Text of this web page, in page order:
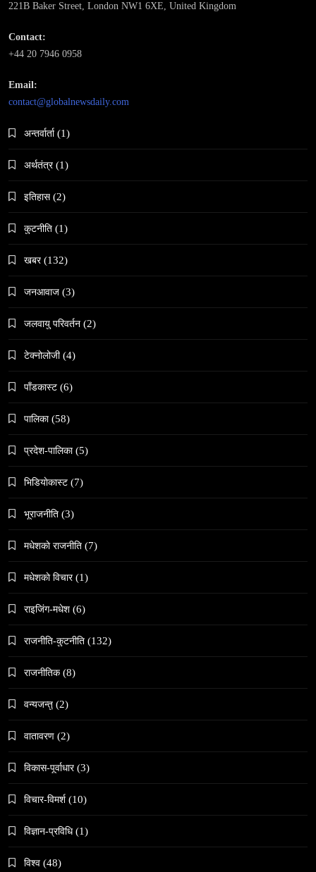
महाकुम्भ मेलामा भाइरल भएकी युवती मोनालिसाले गरिन्-
भारतको इतिहासमा पहिलोपटक मृत्यु इच्छाको अनुमति
नेपालमा गोरखकाली पूजाको विशेष महत्व
March 13, 2026
वेव स्टोरी डिजिटल कथाको नयाँ रूप
हुम्लामा चैतलो पर्वको रौनक, सांस्कृतिक कार्यक्रम सम्पन्न
समाज
काठमाडौँमा चिरोत्थानसँगै होली पर्व शुभारम्भ
221B Baker Street, London NW1 6XE, United Kingdom
Contact:
+44 20 7946 0958
Email:
contact@globalnewsdaily.com
अन्तर्वार्ता (1)
अर्थतंत्र (1)
इतिहास (2)
कुटनीति (1)
खबर (132)
जनआवाज (3)
जलवायु परिवर्तन (2)
टेक्नोलोजी (4)
पाँडकास्ट (6)
पालिका (58)
प्रदेश-पालिका (5)
भिडियाेकास्ट (7)
भूराजनीति (3)
मधेशकाे राजनीति (7)
मधेशकाे विचार (1)
राइजिंग-मधेश (6)
राजनीति-कुटनीति (132)
राजनीतिक (8)
वन्यजन्तु (2)
वातावरण (2)
विकास-पूर्वाधार (3)
विचार-विमर्श (10)
विज्ञान-प्रविधि (1)
विश्व (48)